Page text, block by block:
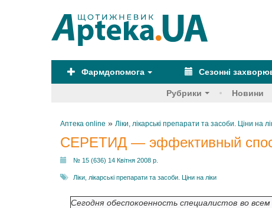
Фармдопомога Сезонні
Рубрики Новини
Аптека online » Ліки, лікарські препарати та засоби. Ціни на
СЕРЕТИД — эффективный
№ 15 (636) 14 Квітня 2008 р.
Ліки, лікарські препарати та засоби. Ціни на ліки
Сегодня обеспокоенность специалистов во